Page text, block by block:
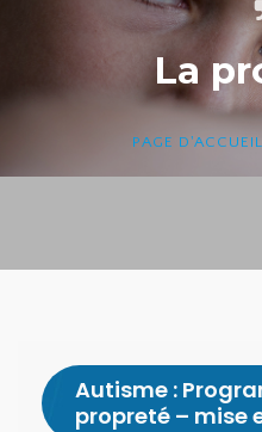
La
PAGE D'ACCUEIL
Autisme :
propreté – mise